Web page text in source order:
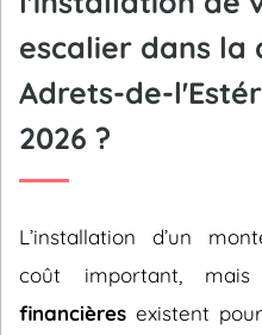
escalier dans la
Adrets-de-
2026 ?
L’installation d’un
coût important,
financières existent